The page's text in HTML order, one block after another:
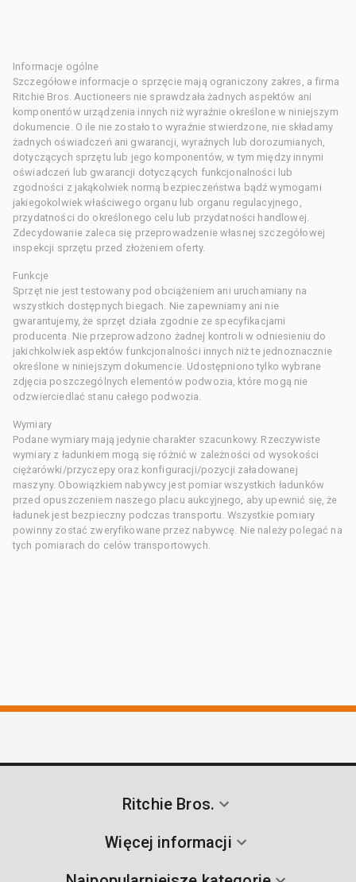
Informacje ogólne
Szczegółowe informacje o sprzęcie mają ograniczony zakres, a firma
Ritchie Bros. Auctioneers nie sprawdzała żadnych aspektów ani
komponentów urządzenia innych niż wyraźnie określone w niniejszym
dokumencie. O ile nie zostało to wyraźnie stwierdzone, nie składamy
żadnych oświadczeń ani gwarancji, wyraźnych lub dorozumianych,
dotyczących sprzętu lub jego komponentów, w tym między innymi
oświadczeń lub gwarancji dotyczących funkcjonalności lub
zgodności z jakąkolwiek normą bezpieczeństwa bądź wymogami
jakiegokolwiek właściwego organu lub organu regulacyjnego,
przydatności do określonego celu lub przydatności handlowej.
Zdecydowanie zaleca się przeprowadzenie własnej szczegółowej
inspekcji sprzętu przed złożeniem oferty.
Funkcje
Sprzęt nie jest testowany pod obciążeniem ani uruchamiany na
wszystkich dostępnych biegach. Nie zapewniamy ani nie
gwarantujemy, że sprzęt działa zgodnie ze specyfikacjami
producenta. Nie przeprowadzono żadnej kontroli w odniesieniu do
jakichkolwiek aspektów funkcjonalności innych niż te jednoznacznie
określone w niniejszym dokumencie. Udostępniono tylko wybrane
zdjęcia poszczególnych elementów podwozia, które mogą nie
odzwierciedlać stanu całego podwozia.
Wymiary
Podane wymiary mają jedynie charakter szacunkowy. Rzeczywiste
wymiary z ładunkiem mogą się różnić w zależności od wysokości
ciężarówki/przyczepy oraz konfiguracji/pozycji załadowanej
maszyny. Obowiązkiem nabywcy jest pomiar wszystkich ładunków
przed opuszczeniem naszego placu aukcyjnego, aby upewnić się, że
ładunek jest bezpieczny podczas transportu. Wszystkie pomiary
powinny zostać zweryfikowane przez nabywcę. Nie należy polegać na
tych pomiarach do celów transportowych.
Ritchie Bros.
Więcej informacji